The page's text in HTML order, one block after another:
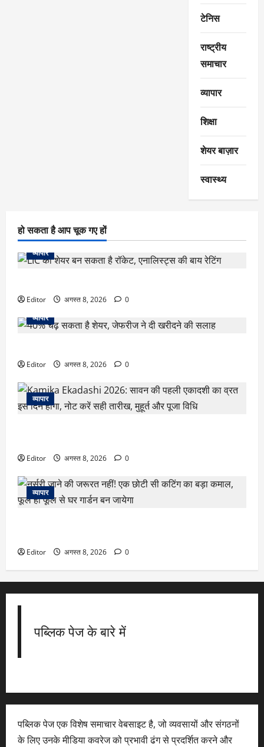
टेनिस
राष्ट्रीय
समाचार
व्यापार
शिक्षा
शेयर बाज़ार
स्वास्थ्य
हो सकता है आप चूक गए हों
व्यापार
Editor अगस्त 8, 2026
0
व्यापार
Editor अगस्त 8, 2026 0
व्यापार
Editor अगस्त 8, 2026 0
व्यापार
Editor अगस्त 8, 2026 0
पब्लिक पेज के बारे में
पब्लिक पेज एक विशेष समाचार वेबसाइट है, जो व्यवसायों और संगठनों
के लिए उनके मीडिया कवरेज को प्रभावी ढंग से प्रदर्शित करने और